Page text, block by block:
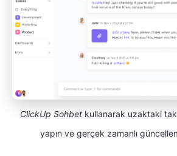
ClickUp Sohbetkullanarak uzaktaki
yapın ve gerçek zamanlı